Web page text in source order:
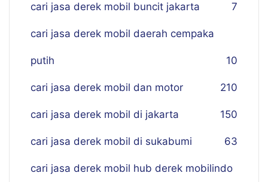
cari jasa derek mobil buncit jakarta 7
cari jasa derek mobil daerah cempaka
putih 10
cari jasa derek mobil dan motor 210
cari jasa derek mobil di jakarta 150
cari jasa derek mobil di sukabumi 63
cari jasa derek mobil hub derek mobilindo